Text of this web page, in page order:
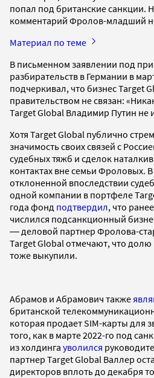
попал под британские санкции.
комментарий Фролов-младший
Материал по теме
В письменном заявлении под
разбирательств в Германии в
подчеркивал, что бизнес Target
правительством не связан:
Target Global Владимир Путин не
Хотя Target Global публично
значимость своих связей с
судебных тяжб и сделок
контактах вне семьи Фроловых.
отклоненной впоследствии
одной компании в портфеле
года фонд подтвердил, что
числился подсанкционный
― деловой партнер Фролова-
Target Global отмечают, что долю
тоже выкупили.
Абрамов и Абрамович также
британской
которая продает SIM-карты для
того, как в марте 2022-го под
из холдинга уволился
партнер Target Global Валлер
директоров вплоть до декабря